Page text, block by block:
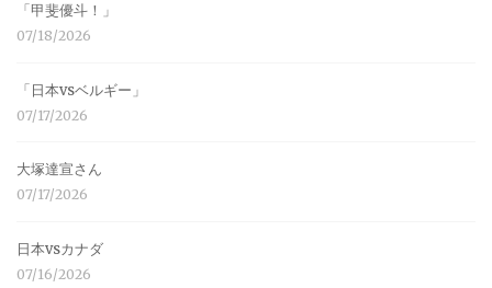
「甲斐優斗！」
07/18/2026
「日本vsベルギー」
07/17/2026
大塚達宣さん
07/17/2026
日本vsカナダ
07/16/2026